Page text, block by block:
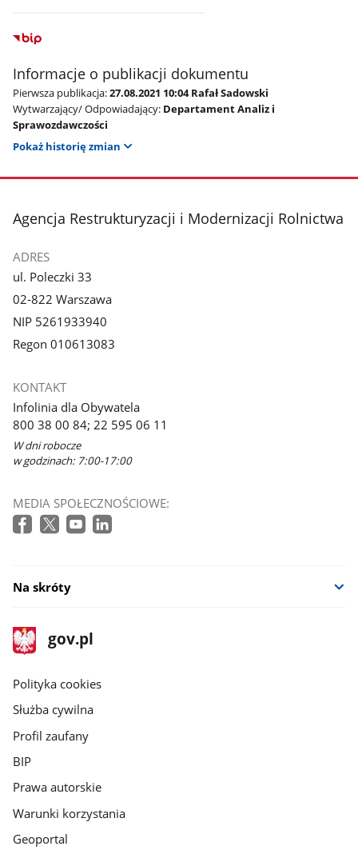
Informacje o publikacji dokumentu
Pierwsza publikacja:27.08.2021 10:04 Rafał Sadowski
Wytwarzający/ Odpowiadający: Departament Analiz i
Sprawozdawczości
Pokaż historię zmian
stopka
Agencja Restrukturyzacji i Modernizacji Rolnictwa
ADRES
ul. Poleczki 33
02-822 Warszawa
NIP 5261933940
Regon 010613083
KONTAKT
Infolinia dla Obywatela
800 38 00 84; 22 595 06 11
W dni robocze
w godzinach: 7:00-17:00
MEDIA SPOŁECZNOŚCIOWE:
Na skróty
stopka
gov.pl
Strona
gov.pl
gov.pl
Polityka cookies
Służba cywilna
Profil zaufany
BIP
Prawa autorskie
Warunki korzystania
Geoportal